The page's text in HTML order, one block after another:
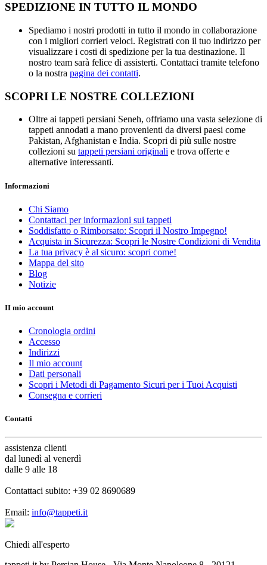
SPEDIZIONE IN TUTTO IL MONDO
Spediamo i nostri prodotti in tutto il mondo in collaborazione
con i migliori corrieri veloci. Registrati con il tuo indirizzo per
visualizzare i costi di spedizione per la tua destinazione. Il
nostro team sarà felice di assisterti. Contattaci tramite telefono
o la nostra pagina dei contatti.
SCOPRI LE NOSTRE COLLEZIONI
Oltre ai tappeti persiani Seneh, offriamo una vasta selezione di
tappeti annodati a mano provenienti da diversi paesi come
Pakistan, Afghanistan e India. Scopri di più sulle nostre
collezioni su tappeti persiani originali e trova offerte e
alternative interessanti.
Informazioni
Chi Siamo
Contattaci per informazioni sui tappeti
Soddisfatto o Rimborsato: Scopri il Nostro Impegno!
Acquista in Sicurezza: Scopri le Nostre Condizioni di Vendita
La tua privacy è al sicuro: scopri come!
Mappa del sito
Blog
Notizie
II mio account
Cronologia ordini
Accesso
Indirizzi
Il mio account
Dati personali
Scopri i Metodi di Pagamento Sicuri per i Tuoi Acquisti
Consegna e corrieri
Contatti
assistenza clienti
dal lunedì al venerdì
dalle 9 alle 18
Contattaci subito: +39 02 8690689
Email: info@tappeti.it
Chiedi all'esperto